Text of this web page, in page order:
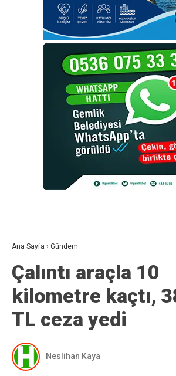
Ana Sayfa › Gündem
Çalıntı araçla 10
kilometre kaçtı,
TL ceza yedi
Neslihan Kaya